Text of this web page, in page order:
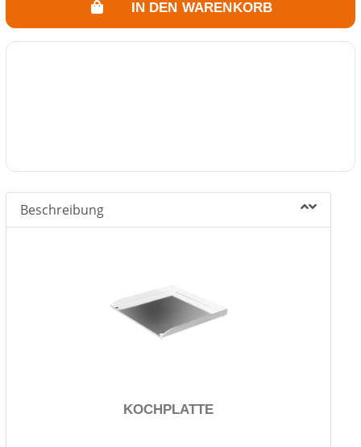
IN DEN WARENKORB
Beschreibung
KOCHPLATTE